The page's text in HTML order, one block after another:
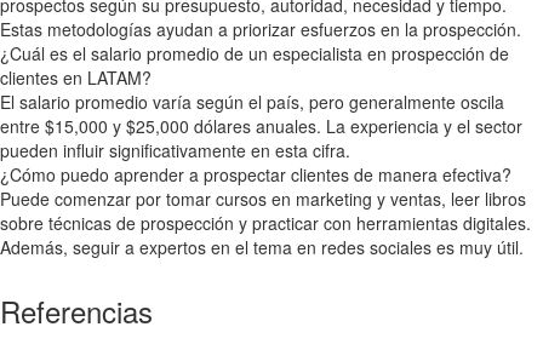
prospectos según su presupuesto, autoridad, necesidad y tiempo.
Estas metodologías ayudan a priorizar esfuerzos en la prospección.
¿Cuál es el salario promedio de un especialista en prospección de
clientes en LATAM?
El salario promedio varía según el país, pero generalmente oscila
entre $15,000 y $25,000 dólares anuales. La experiencia y el sector
pueden influir significativamente en esta cifra.
¿Cómo puedo aprender a prospectar clientes de manera efectiva?
Puede comenzar por tomar cursos en marketing y ventas, leer libros
sobre técnicas de prospección y practicar con herramientas digitales.
Además, seguir a expertos en el tema en redes sociales es muy útil.
Referencias